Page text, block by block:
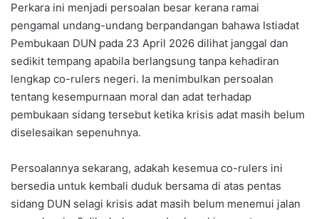
Perkara ini menjadi persoalan besar kerana ramai
pengamal undang-undang berpandangan bahawa Istiadat
Pembukaan DUN pada 23 April 2026 dilihat janggal dan
sedikit tempang apabila berlangsung tanpa kehadiran
lengkap co-rulers negeri. Ia menimbulkan persoalan
tentang kesempurnaan moral dan adat terhadap
pembukaan sidang tersebut ketika krisis adat masih belum
diselesaikan sepenuhnya.
Persoalannya sekarang, adakah kesemua co-rulers ini
bersedia untuk kembali duduk bersama di atas pentas
sidang DUN selagi krisis adat masih belum menemui jalan